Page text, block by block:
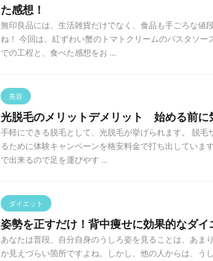
た感想！
無印良品には、生活雑貨だけでなく、食品も手ごろな値
ね！ 今回は、紅ずわい蟹のトマトクリームのパスタソー
での工程と、食べた感想をお ...
美容
光脱毛のメリットデメリット 始める前に
手軽にできる脱毛として、光脱毛が挙げられます。 脱毛
るために体験キャンペーンを格安料金で打ち出していま
で出来るので足を運びやす ...
ダイエット
姿勢を正すだけ！背中痩せに効果的なダイ
あなたは普段、自分自身のうしろ姿を見ることは、あま
か見えづらい箇所ですよね。しかし、他の人からは、う